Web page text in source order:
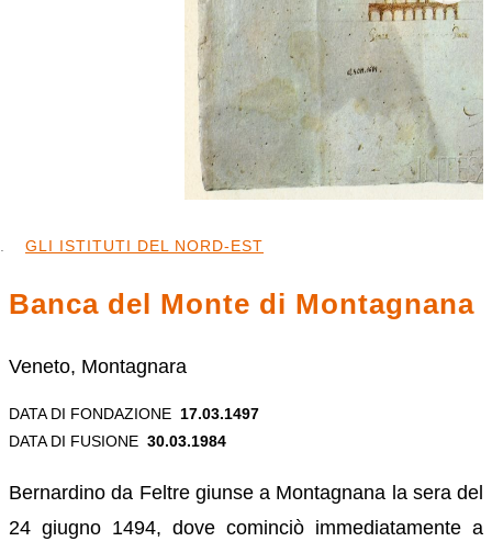
GLI ISTITUTI DEL NORD-EST
Banca del Monte di Montagnana
Veneto, Montagnara
DATA DI FONDAZIONE 17.03.1497
DATA DI FUSIONE 30.03.1984
Bernardino da Feltre giunse a Montagnana la sera del
24 giugno 1494, dove cominciò immediatamente a